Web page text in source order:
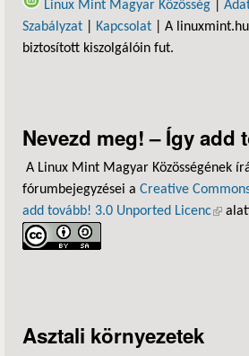
Linux Mint Magyar Közösség
Szabályzat
Kapcsolat | A
biztosított kiszolgálóin fut.
Nevezd meg! – Így add
A Linux Mint Magyar Közösségének
fórumbejegyzései a Creative
add tovább! 3.0 Unported Licenc
Asztali környezetek